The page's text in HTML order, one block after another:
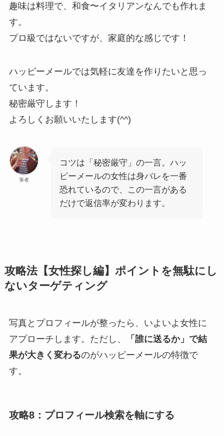
趣味は料理で、和食〜イタリアンなんでも作れま
す。
プロ級ではないですが、家庭的な感じです！
ハッピーメールでは気軽に友達を作りたいと思っ
ています。
秘密厳守します！
よろしくお願いいたします(^^)
筆者
コツは「秘密厳守」の一言。ハッ
ピーメールの女性は身バレを一番
恐れているので、この一言がある
だけで返信率が変わります。
攻略法【女性探し編】ポイントを無駄にし
ないターゲティング
写真とプロフィールが整ったら、いよいよ女性に
アプローチします。ただし、
「誰に送るか」で結
果が大きく変わるのがハッピーメールの特徴で
す。
攻略8：プロフィール検索を軸にする